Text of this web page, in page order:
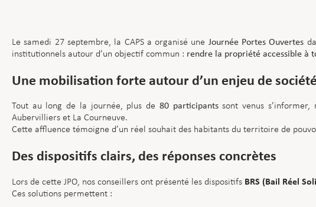
Le samedi 27 septembre, la CAPS a organisé une Journée Portes Ouvertes
institutionnels autour d’un objectif commun : rendre la propriété accessible à
Une mobilisation forte autour d’un enjeu de
Tout au long de la journée, plus de 80 participantssont venus s’informer,
Aubervilliers et La Courneuve.
Cette affluence témoigne d’un réel souhait des habitants du territoire de
Des dispositifs clairs, des réponses concrètes
Lors de cette JPO, nos conseillers ont présenté les dispositifs BRS (Bail Réel
Ces solutions permettent :